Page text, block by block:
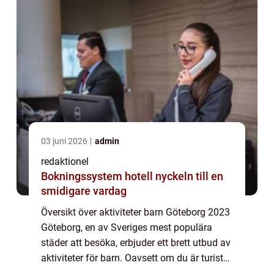
03 juni 2026 admin
redaktionel
Bokningssystem hotell nyckeln till en
smidigare vardag
Översikt över aktiviteter barn Göteborg 2023
Göteborg, en av Sveriges mest populära
städer att besöka, erbjuder ett brett utbud av
aktiviteter för barn. Oavsett om du är turist